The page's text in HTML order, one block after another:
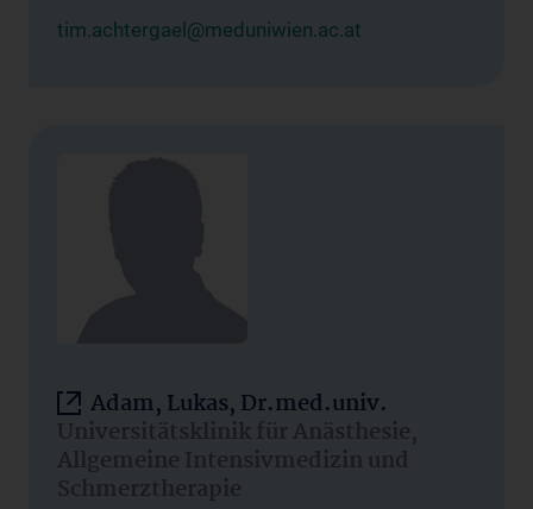
tim.achtergael@meduniwien.ac.at
Adam, Lukas, Dr.med.univ.
Universitätsklinik für Anästhesie,
Allgemeine Intensivmedizin und
Schmerztherapie